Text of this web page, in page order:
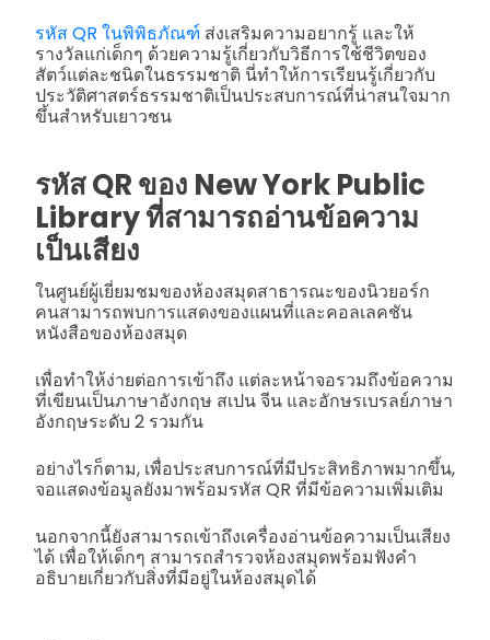
รหัส QR ในพิพิธภัณฑ์ ส่งเสริมความอยากรู้ และให้
รางวัลแก่เด็กๆ ด้วยความรู้เกี่ยวกับวิธีการใช้ชีวิตของ
สัตว์แต่ละชนิดในธรรมชาติ นี่ทำให้การเรียนรู้เกี่ยวกับ
ประวัติศาสตร์ธรรมชาติเป็นประสบการณ์ที่น่าสนใจมาก
ขึ้นสำหรับเยาวชน
รหัส QR ของ New York Public
Library ที่สามารถอ่านข้อความ
เป็นเสียง
ในศูนย์ผู้เยี่ยมชมของห้องสมุดสาธารณะของนิวยอร์ก
คนสามารถพบการแสดงของแผนที่และคอลเลคชัน
หนังสือของห้องสมุด
เพื่อทำให้ง่ายต่อการเข้าถึง แต่ละหน้าจอรวมถึงข้อความ
ที่เขียนเป็นภาษาอังกฤษ สเปน จีน และอักษรเบรลย์ภาษา
อังกฤษระดับ 2 รวมกัน
อย่างไรก็ตาม, เพื่อประสบการณ์ที่มีประสิทธิภาพมากขึ้น,
จอแสดงข้อมูลยังมาพร้อมรหัส QR ที่มีข้อความเพิ่มเติม
นอกจากนี้ยังสามารถเข้าถึงเครื่องอ่านข้อความเป็นเสียง
ได้ เพื่อให้เด็กๆ สามารถสำรวจห้องสมุดพร้อมฟังคำ
อธิบายเกี่ยวกับสิ่งที่มีอยู่ในห้องสมุดได้